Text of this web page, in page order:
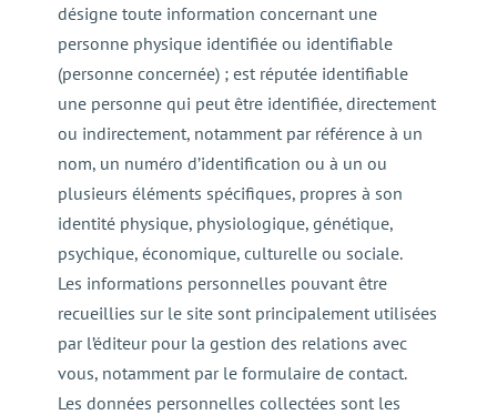
désigne toute information concernant une
personne physique identifiée ou identifiable
(personne concernée) ; est réputée identifiable
une personne qui peut être identifiée, directement
ou indirectement, notamment par référence à un
nom, un numéro d’identification ou à un ou
plusieurs éléments spécifiques, propres à son
identité physique, physiologique, génétique,
psychique, économique, culturelle ou sociale.
Les informations personnelles pouvant être
recueillies sur le site sont principalement utilisées
par l’éditeur pour la gestion des relations avec
vous, notamment par le formulaire de contact.
Les données personnelles collectées sont les